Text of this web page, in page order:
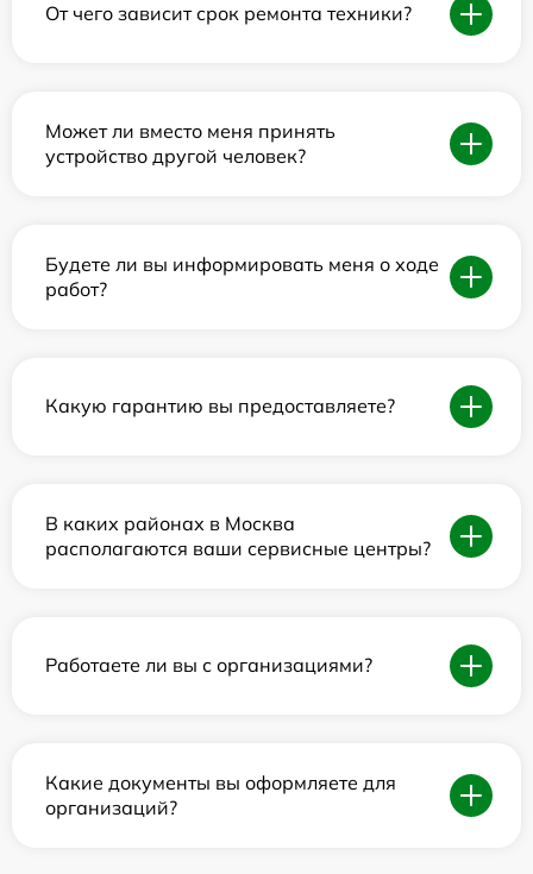
От чего зависит срок ремонта техники?
Может ли вместо меня принять
устройство другой человек?
Будете ли вы информировать меня о ходе
работ?
Какую гарантию вы предоставляете?
В каких районах в Москва
располагаются ваши сервисные центры?
Работаете ли вы с организациями?
Какие документы вы оформляете для
организаций?